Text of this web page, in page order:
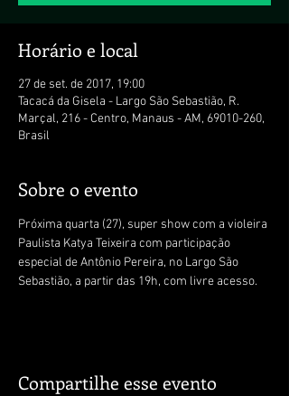
Horário e local
27 de set. de 2017, 19:00
Tacacá da Gisela - Largo São Sebastião, R.
Marçal, 216 - Centro, Manaus - AM, 69010-260,
Brasil
Sobre o evento
Próxima quarta (27), super show com a violeira
Paulista Katya Teixeira com participação
especial de Antônio Pereira, no Largo São
Sebastião, a partir das 19h, com livre acesso.
Compartilhe esse evento